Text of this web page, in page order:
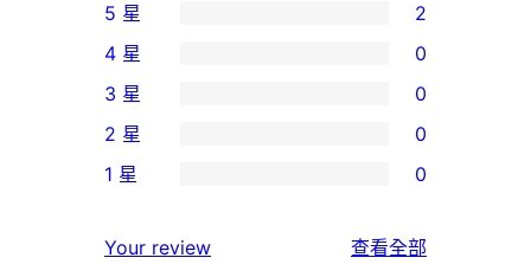
2
個
5
星
使
者
5 星 2
個
4
星
用
4 星 0
0
個
3
使
3 星 0
個
星
2 星 0
1 星 0
Your review 查看全部